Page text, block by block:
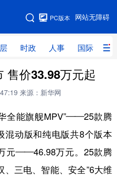
网站无障碍
PC版本
时政 人事 国际 财
地图
时政 人事
网评
全球连线 教育
量子 体育
健康 军事
售价33.98万元起
来源：新华网
全能旗舰MPV”——25款腾
混动版和纯电版共8个版本
元——46.98万元。25款腾
、三电、智能、安全”6大维